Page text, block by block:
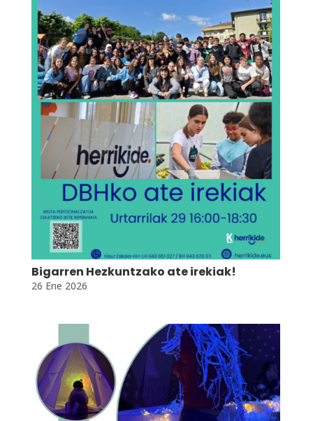
Bigarren Hezkuntzako ate irekiak!
26 Ene 2026